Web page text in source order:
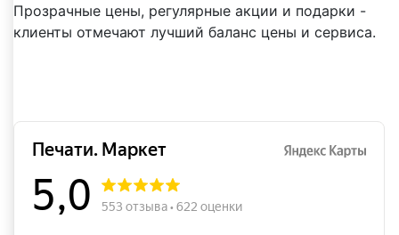
Прозрачные цены, регулярные акции и подарки -
клиенты отмечают лучший баланс цены и сервиса.